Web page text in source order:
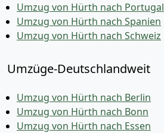
Umzug von Hürth nach Portugal
Umzug von Hürth nach Spanien
Umzug von Hürth nach Schweiz
Umzüge-Deutschlandweit
Umzug von Hürth nach Berlin
Umzug von Hürth nach Bonn
Umzug von Hürth nach Essen